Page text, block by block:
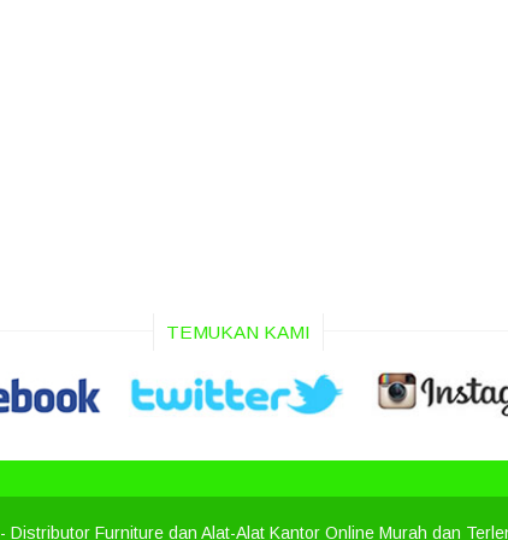
TEMUKAN KAMI
- Distributor Furniture dan Alat-Alat Kantor Online Murah dan